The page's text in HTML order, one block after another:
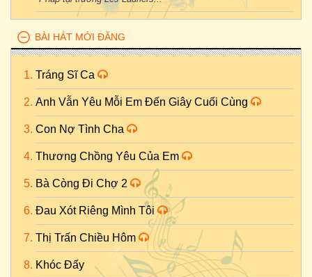
BÀI HÁT MỚI ĐĂNG
Tráng Sĩ Ca
Anh Vẫn Yêu Mỗi Em Đến Giây Cuối Cùng
Con Nợ Tình Cha
Thương Chồng Yêu Của Em
Bà Còng Đi Chợ 2
Đau Xót Riêng Mình Tôi
Thị Trấn Chiều Hôm
Khóc Đấy